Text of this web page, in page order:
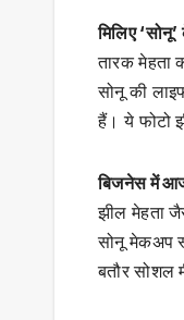
मिलिए
तारक मेहता
सोनू की
हैं। ये फोटो
बिजनेस में
झील मेहता
सोनू मेकअप
बतौर सोशल